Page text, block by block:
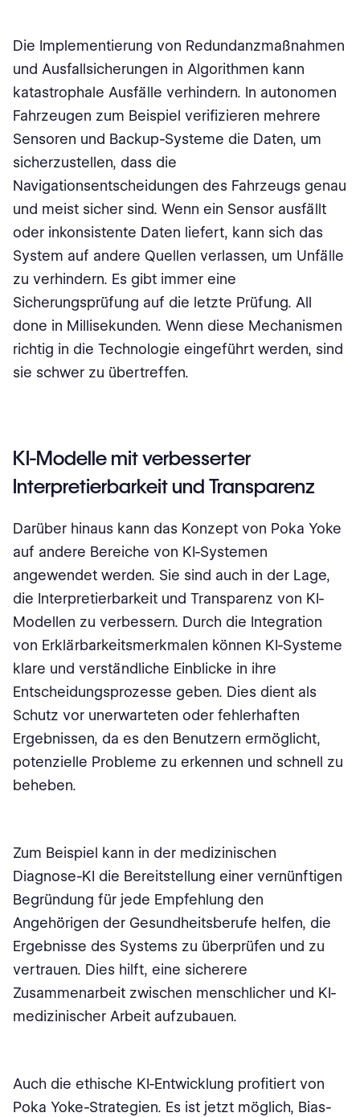
Die Implementierung von Redundanzmaßnahmen
und Ausfallsicherungen in Algorithmen kann
katastrophale Ausfälle verhindern. In autonomen
Fahrzeugen zum Beispiel verifizieren mehrere
Sensoren und Backup-Systeme die Daten, um
sicherzustellen, dass die
Navigationsentscheidungen des Fahrzeugs genau
und meist sicher sind. Wenn ein Sensor ausfällt
oder inkonsistente Daten liefert, kann sich das
System auf andere Quellen verlassen, um Unfälle
zu verhindern. Es gibt immer eine
Sicherungsprüfung auf die letzte Prüfung. All
done in Millisekunden. Wenn diese Mechanismen
richtig in die Technologie eingeführt werden, sind
sie schwer zu übertreffen.
KI-Modelle mit verbesserter
Interpretierbarkeit und Transparenz
Darüber hinaus kann das Konzept von Poka Yoke
auf andere Bereiche von KI-Systemen
angewendet werden. Sie sind auch in der Lage,
die Interpretierbarkeit und Transparenz von KI-
Modellen zu verbessern. Durch die Integration
von Erklärbarkeitsmerkmalen können KI-Systeme
klare und verständliche Einblicke in ihre
Entscheidungsprozesse geben. Dies dient als
Schutz vor unerwarteten oder fehlerhaften
Ergebnissen, da es den Benutzern ermöglicht,
potenzielle Probleme zu erkennen und schnell zu
beheben.
Zum Beispiel kann in der medizinischen
Diagnose-KI die Bereitstellung einer vernünftigen
Begründung für jede Empfehlung den
Angehörigen der Gesundheitsberufe helfen, die
Ergebnisse des Systems zu überprüfen und zu
vertrauen. Dies hilft, eine sicherere
Zusammenarbeit zwischen menschlicher und KI-
medizinischer Arbeit aufzubauen.
Auch die ethische KI-Entwicklung profitiert von
Poka Yoke-Strategien. Es ist jetzt möglich, Bias-